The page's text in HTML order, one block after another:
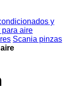
y
para aire
Scania pinzas